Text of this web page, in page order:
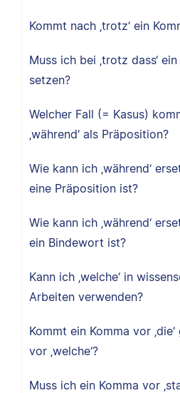
Kommt nach ‚trotz‘ ein
Muss ich bei ‚trotz dass‘
setzen?
Welcher Fall (= Kasus)
‚während‘ als Präposition?
Wie kann ich ‚während‘
eine Präposition ist?
Wie kann ich ‚während‘
ein Bindewort ist?
Kann ich ‚welche‘ in
Arbeiten verwenden?
Kommt ein Komma vor
vor ‚welche‘?
Muss ich ein Komma vor